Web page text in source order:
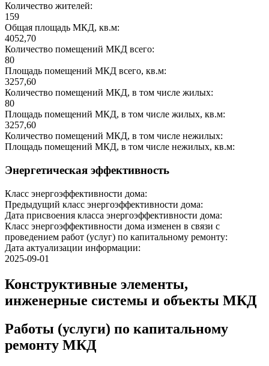
Количество жителей:
159
Общая площадь МКД, кв.м:
4052,70
Количество помещений МКД всего:
80
Площадь помещений МКД всего, кв.м:
3257,60
Количество помещений МКД, в том числе жилых:
80
Площадь помещений МКД, в том числе жилых, кв.м:
3257,60
Количество помещений МКД, в том числе нежилых:
Площадь помещений МКД, в том числе нежилых, кв.м:
Энергетическая эффективность
Класс энергоэффективности дома:
Предыдущий класс энергоэффективности дома:
Дата присвоения класса энергоэффективности дома:
Класс энергоэффективности дома изменен в связи с
проведением работ (услуг) по капитальному ремонту:
Дата актуализации информации:
2025-09-01
Конструктивные элементы,
инженерные системы и объекты МКД
Работы (услуги) по капитальному
ремонту МКД